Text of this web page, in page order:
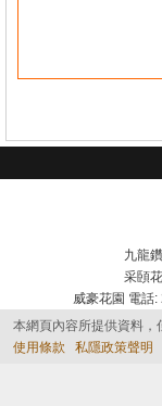
九龍
采頣
威豪花園 電
本網頁內容所提供資料
使用條款
私隱政策聲明